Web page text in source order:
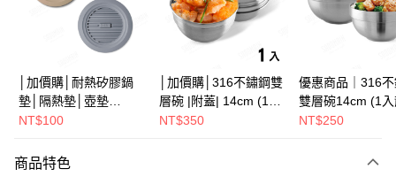
街口支付
Google Pay
全盈+PAY
│加價購│耐熱矽膠鍋
墊│隔熱墊│壺墊
NT$100
│加價購│316不鏽鋼雙
層碗 |附蓋| 14cm (1入
散裝) SG0141
NT$350
優惠商品｜316
雙層碗14cm (1
SG0140
NT$250
商品特色